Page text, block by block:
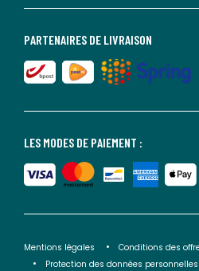
LES MODES DE PAIEMENT :
PARTENAIRES DE LIVRAISON
Mentions légales Conditions des
Protection des données personnelles